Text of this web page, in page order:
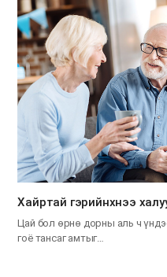
Хайртай гэрийнхнээ
Цай бол өрнө дорны аль ч
гоё тансаг амтыг…